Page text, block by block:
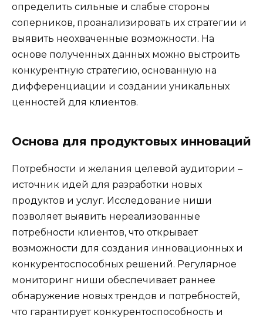
определить сильные и слабые стороны
соперников, проанализировать их стратегии и
выявить неохваченные возможности. На
основе полученных данных можно выстроить
конкурентную стратегию, основанную на
дифференциации и создании уникальных
ценностей для клиентов.
Основа для продуктовых инноваций
Потребности и желания целевой аудитории –
источник идей для разработки новых
продуктов и услуг. Исследование ниши
позволяет выявить нереализованные
потребности клиентов, что открывает
возможности для создания инновационных и
конкурентоспособных решений. Регулярное
мониторинг ниши обеспечивает раннее
обнаружение новых трендов и потребностей,
что гарантирует конкурентоспособность и